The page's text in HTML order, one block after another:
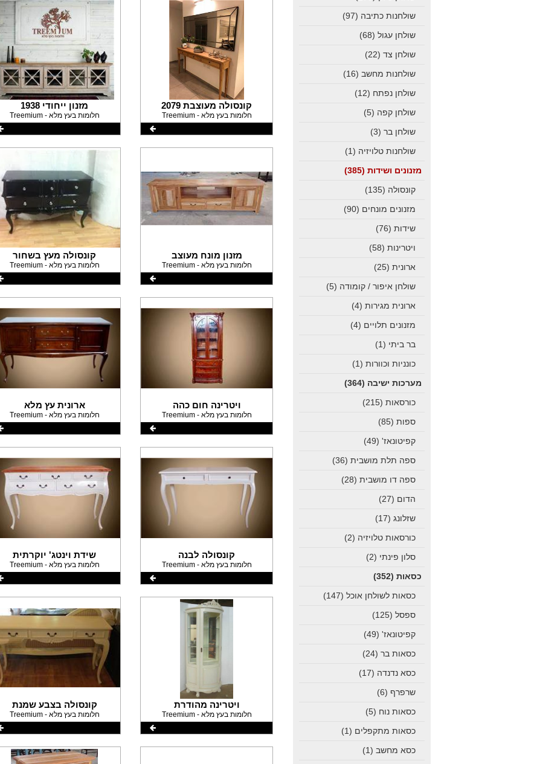
שולחנות כתיבה (97)
שולחן עגול (68)
שולחן צד (22)
שולחנות מחשב (16)
שולחן נפתח (12)
שולחן קפה (5)
שולחן בר (3)
שולחנות טלויזיה (1)
מזנונים ושידות (385)
קונסולה (135)
מזנונים מונחים (90)
שידות (76)
ויטרינות (58)
ארונית (25)
שולחן איפור / קומודה (5)
ארונית מגירות (4)
מזנונים תלויים (4)
בר ביתי (1)
כונניות וכוורות (1)
מערכות ישיבה (364)
כורסאות (215)
ספות (85)
קפיטונאז' (49)
ספה תלת מושבית (36)
ספה דו מושבית (28)
הדום (27)
שזלונג (17)
כורסאות טלויזיה (2)
סלון פינתי (2)
כסאות (352)
כסאות לשולחן אוכל (147)
ספסל (125)
קפיטונאז' (49)
כסאות בר (24)
כסא נדנדה (17)
שרפרף (6)
כסאות נוח (5)
כסאות מתקפלים (1)
כסא מחשב (1)
קונסולה מעוצבת 2079
Treemium - חלומות בעץ מלא
מזנון מונח מעוצב
Treemium - חלומות בעץ מלא
ויטרינה חום כהה
Treemium - חלומות בעץ מלא
קונסולה לבנה
Treemium - חלומות בעץ מלא
ויטרינה מהודרת
Treemium - חלומות בעץ מלא
מזנון ייחודי 1938
Treemium - חלומות בעץ מלא
קונסולה מעץ בשחור
Treemium - חלומות בעץ מלא
ארונית עץ מלא
Treemium - חלומות בעץ מלא
שידת וינטג' יוקרתית
Treemium - חלומות בעץ מלא
קונסולה בצבע שמנת
Treemium - חלומות בעץ מלא